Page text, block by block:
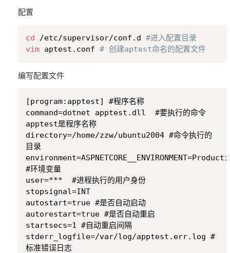
配置
cd /etc/supervisor/conf.d #进入配置目录
vim aptest.conf # 创建aptest命名的配置文件
编写配置文件
[program:apptest] #程序名称
command=dotnet apptest.dll  #要执行的命令
apptest是程序名称
directory=/home/zzw/ubuntu2004 #命令执行的
目录
#环境变量
user=***  #进程执行的用户身份
stopsignal=INT
autostart=true #是否自动启动
autorestart=true #是否自动重启
startsecs=1 #自动重启间隔
stderr_logfile=/var/log/apptest.err.log #
标准错误日志